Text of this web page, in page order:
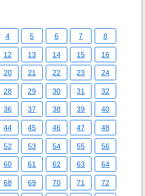
4 5 6 7 8
12 13 14 15 16
20 21 22 23 24
28 29 30 31 32
36 37 38 39 40
44 45 46 47 48
52 53 54 55 56
60 61 62 63 64
68 69 70 71 72